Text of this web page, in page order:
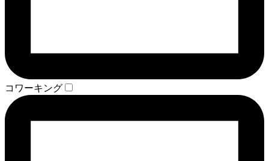
コワーキング